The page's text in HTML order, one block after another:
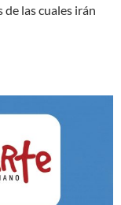
de las cuales irán